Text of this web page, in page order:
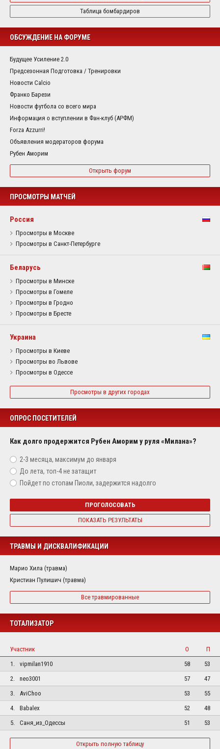
Таблица бомбардиров
ОБСУЖДЕНИЕ НА ФОРУМЕ
Будущее Усиление 2.0
Предсезонная Подготовка / Тренировки
Новости Calcio
Франко Барези
Новости футбола со всего мира
Информация о вступлении в Фан-клуб (АРФМ)
Forza Azzurri!
Объявления модераторов форума
Рубен Аморим
Открыть форум
ПРОСМОТРЫ МАТЧЕЙ
Россия
Просмотры в Москве
Просмотры в Санкт-Петербурге
Беларусь
Просмотры в Минске
Просмотры в Гомеле
Просмотры в Гродно
Просмотры в Бресте
Украина
Просмотры в Киеве
Просмотры во Львове
Просмотры в Одессе
Просмотры в других городах
ОПРОС ПОСЕТИТЕЛЕЙ
Как долго продержится Рубен Аморим у руля «Милана»?
2-3 месяца, максимум до января
До лета, топ-4 не затащит
Пойдет по стопам Пиоли, задержится надолго
ПРОГОЛОСОВАТЬ
ПОКАЗАТЬ РЕЗУЛЬТАТЫ
ТРАВМЫ И ДИСКВАЛИФИКАЦИИ
Марио Хила (травма)
Кристиан Пулишич (травма)
Все травмированные
ТОТАЛИЗАТОР
Участник О
П
1.
vipmilan1910 58
53
2.
neo3001 57
47
3.
AviChoo 53
55
4.
Babalex 52
48
5.
Саня_из_Одессы 51 53
Открыть полную таблицу